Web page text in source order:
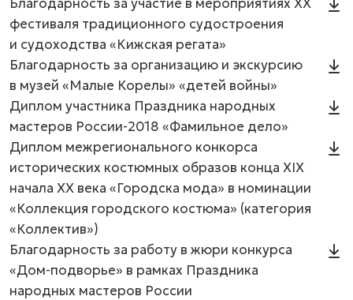
фестиваля традиционного судостроения
и судоходства «Кижская регата»
Благодарность за организацию и экскурсию
в музей «Малые Корелы» «детей войны»
Диплом участника Праздника народных
мастеров России-2018 «Фамильное дело»
Диплом межрегионального конкорса
исторических костюмных образов конца XIX
начала XX века «Городска мода» в номинации
«Коллекция городского костюма» (категория
«Коллектив»)
Благодарность за работу в жюри конкурса
«Дом-подворье» в рамках Праздника
народных мастеров России